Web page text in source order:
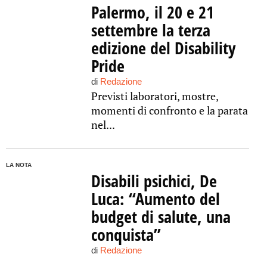
Palermo, il 20 e 21
settembre la terza
edizione del Disability
Pride
di Redazione
Previsti laboratori, mostre,
momenti di confronto e la parata
nel...
LA NOTA
Disabili psichici, De
Luca: “Aumento del
budget di salute, una
conquista”
di Redazione